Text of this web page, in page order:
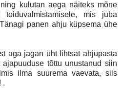
kulutan aega näiteks mõne
toiduvalmistamisele, mis juba
panen ahju küpsema ühe
aga jagan üht lihtsat ahjupasta
tõttu unustanud siin
ilma suurema vaevata, siis
.